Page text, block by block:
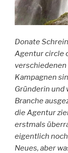
Donate
Agentur circle
Kampagnen
Gründerin und
Branche
die Agentur
erstmals
eigentlich
Neues, aber